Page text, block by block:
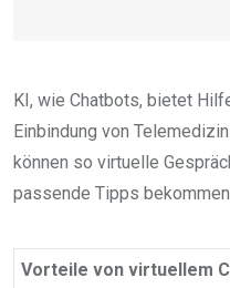
KI, wie Chatbots, bietet
Einbindung von
können so virtuelle
passende Tipps bekommen.
Vorteile von virtuellem